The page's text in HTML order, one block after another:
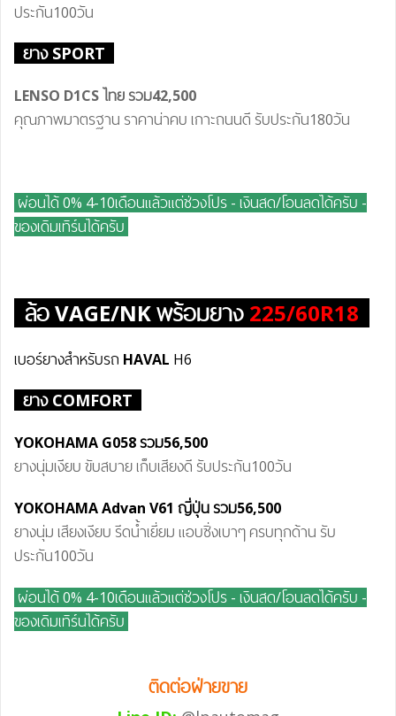
ประกัน100วัน
ยาง SPORT
LENSO D1CS ไทย รวม42,500
คุณภาพมาตรฐาน ราคาน่าคบ เกาะถนนดี รับประกัน180วัน
ผ่อนได้ 0% 4-10เดือนแล้วแต่ช่วงโปร - เงินสด/โอนลดได้ครับ -
ของเดิมเทิร์นได้ครับ
ล้อVAGE/NKพร้อมยาง 225/60R18
เบอร์ยางสำหรับรถ HAVAL H6
ยาง COMFORT
YOKOHAMA G058รวม56,500
ยางนุ่มเงียบ ขับสบาย เก็บเสียงดี รับประกัน100วัน
YOKOHAMAAdvan V61 ญี่ปุ่นรวม56,500
ยางนุ่ม เสียงเงียบ รีดน้ำเยี่ยม แอบซิ่งเบาๆ ครบทุกด้าน รับ
ประกัน100วัน
ผ่อนได้ 0% 4-10เดือนแล้วแต่ช่วงโปร - เงินสด/โอนลดได้ครับ -
ของเดิมเทิร์นได้ครับ
ติดต่อฝ่ายขาย